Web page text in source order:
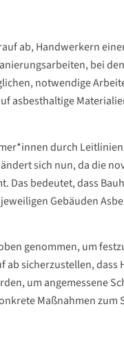
ab, Handwerkern
bei
notwendige
asbesthaltige
durch
sich nun, da die
Das bedeutet, dass
Gebäuden
genommen, um
ab sicherzustellen,
um angemessene
Maßnahmen zum